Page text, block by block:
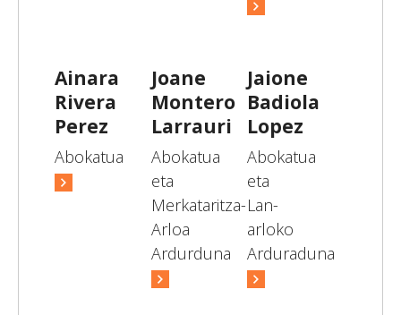
Ainara
Rivera
Perez
Abokatua
Joane
Montero
Larrauri
Abokatua
eta
Merkataritza-
Arloa
Ardurduna
Jaione
Badiola
Lopez
Abokatua
eta
Lan-
arloko
Arduraduna